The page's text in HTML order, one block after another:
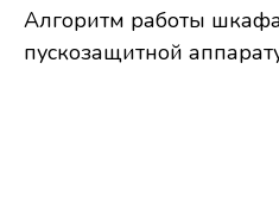
Алгоритм работы
пускозащитной